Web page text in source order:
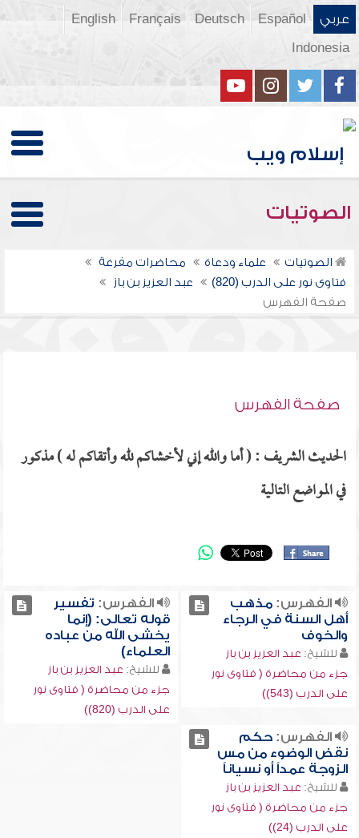
عربي Español
Deutsch
Français
English
Indonesia
الصوتيات
الصوتيات علماء ودعاة
محاضرات مفرغة
فتاوى نور على الدرب (820)
عبد العزيز بن باز
صفحة الفهرس
صفحة الفهرس
الحديث الشريف : ( أما والله إني لأخشاكم لله وأتقاكم له ) مذكور
في المواضع التالية
الفهرس:مذهب
أهل السنة في الرجاء
والخوف
للشيخ: عبد العزيز بن باز
جزء من محاضرة ( فتاوى نور
على الدرب (543))
الفهرس: تفسير
قوله تعالى: (إنما
يخشى الله من عباده
العلماء)
للشيخ: عبد العزيز بن باز
جزء من محاضرة ( فتاوى نور
على الدرب (820))
الفهرس:حكم
نقض الوضوء من مس
الزوجة عمداً أو نسياناً
للشيخ: عبد العزيز بن باز
جزء من محاضرة ( فتاوى نور
على الدرب (24))